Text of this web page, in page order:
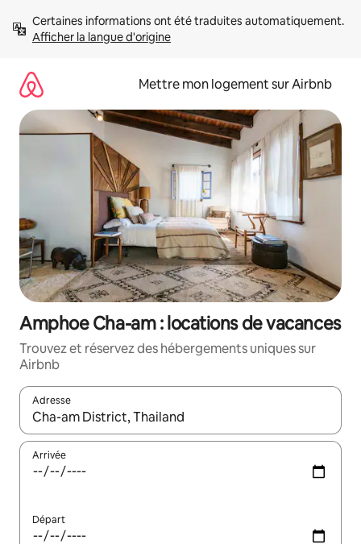
directement
Afficher la langue d'origine
Mettre mon logement sur Airbnb
Amphoe Cha-am : locations de vacances
Trouvez et réservez des hébergements uniques sur
Airbnb
Adresse
Lorsque les résultats s'affichent, utilisez les flèches vers le
Arrivée
Départ